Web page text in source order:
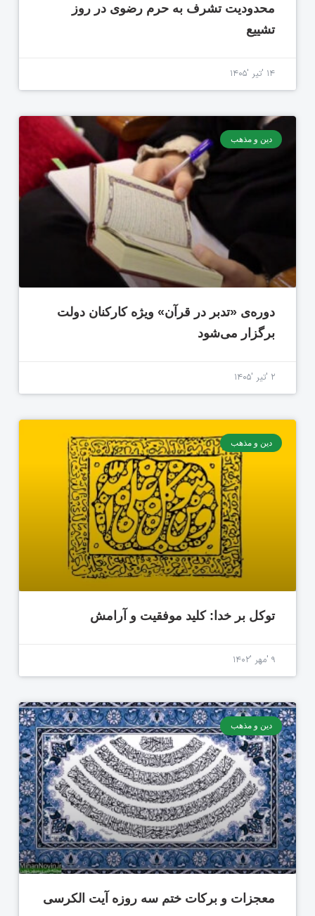
محدودیت تشرف به حرم رضوی در روز
تشییع
۱۴ 'تیر '۱۴۰۵
دین و مذهب
دوره‌ی «تدبر در قرآن» ویژه کارکنان دولت
برگزار می‌شود
۲ 'تیر '۱۴۰۵
دین و مذهب
توکل بر خدا: کلید موفقیت و آرامش
۹ 'مهر '۱۴۰۲
دین و مذهب
معجزات و برکات ختم سه روزه آیت الکرسی